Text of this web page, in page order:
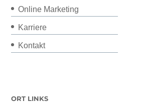
Online Marketing
Karriere
Kontakt
ORT LINKS